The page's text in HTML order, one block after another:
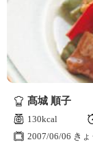
髙城 順子
130kcal
2007/06/06 き